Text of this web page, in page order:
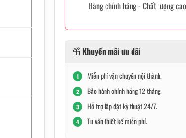
Hàng chính hãng - Chất lượng cao
Khuyến mãi ưu đãi
1 Miễn phí vận chuyển nội thành.
2 Bảo hành chính hãng 12 tháng.
3 Hỗ trợ lắp đặt kỹ thuật 24/7.
4 Tư vấn thiết kế miễn phí.